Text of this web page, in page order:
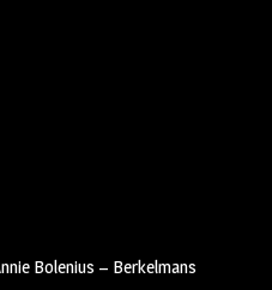
Bolenius – Berkelmans